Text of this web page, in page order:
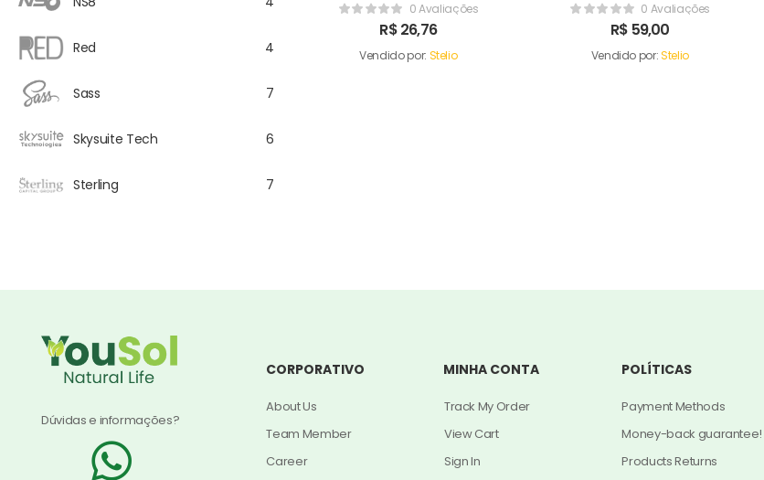
Red 4
Sass 7
Skysuite Tech 6
Sterling 7
0 Avaliações
R$26,76
Vendido por: Stelio
0 Avaliações
R$ 59,00
Vendido por:Stelio
Dúvidas e informações?
CORPORATIVO
About Us
Team Member
Career
MINHA CONTA
Track My Order
View Cart
Sign In
POLÍTICAS
Payment Methods
Money-back guarantee!
Products Returns